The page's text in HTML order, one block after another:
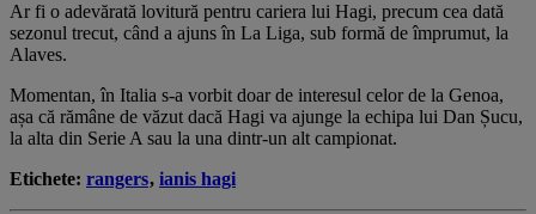
Ar fi o adevărată lovitură pentru cariera lui Hagi, precum cea dată
sezonul trecut, când a ajuns în La Liga, sub formă de împrumut, la
Alaves.
Momentan, în Italia s-a vorbit doar de interesul celor de la Genoa,
așa că rămâne de văzut dacă Hagi va ajunge la echipa lui Dan Șucu,
la alta din Serie A sau la una dintr-un alt campionat.
Etichete: rangers, ianis hagi